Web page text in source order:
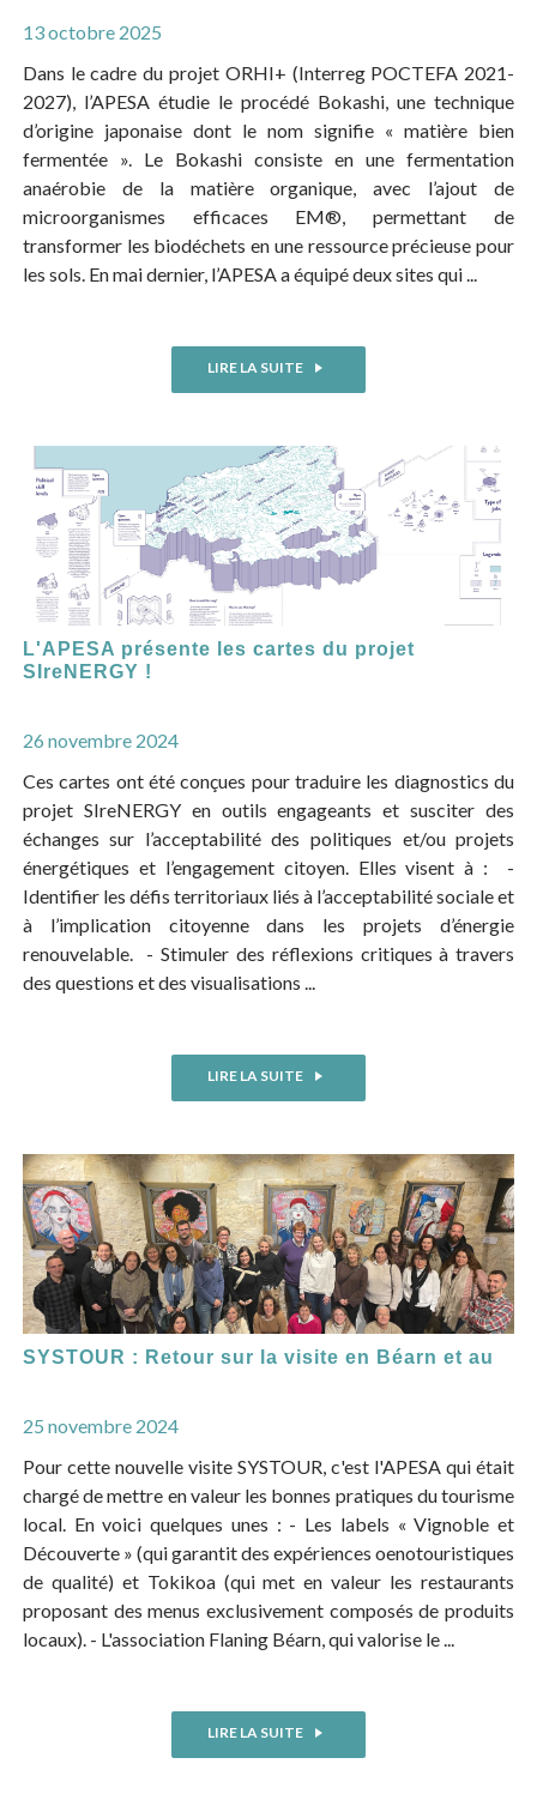
13 octobre 2025
Dans le cadre du projet ORHI+ (Interreg POCTEFA 2021-
2027), l’APESA étudie le procédé Bokashi, une technique
d’origine japonaise dont le nom signifie « matière bien
fermentée ». Le Bokashi consiste en une fermentation
anaérobie de la matière organique, avec l’ajout de
microorganismes efficaces EM®, permettant de
transformer les biodéchets en une ressource précieuse pour
les sols. En mai dernier, l’APESA a équipé deux sites qui ...
LIRE LA SUITE
L'APESA présente les cartes du projet
SIreNERGY !
26 novembre 2024
Ces cartes ont été conçues pour traduire les diagnostics du
projet SIreNERGY en outils engageants et susciter des
échanges sur l’acceptabilité des politiques et/ou projets
énergétiques et l’engagement citoyen. Elles visent à : -
Identifier les défis territoriaux liés à l’acceptabilité sociale et
à l’implication citoyenne dans les projets d’énergie
renouvelable. - Stimuler des réflexions critiques à travers
des questions et des visualisations ...
LIRE LA SUITE
SYSTOUR : Retour sur la visite en Béarn et au
25 novembre 2024
Pour cette nouvelle visite SYSTOUR, c'est l'APESA qui était
chargé de mettre en valeur les bonnes pratiques du tourisme
local. En voici quelques unes : - Les labels « Vignoble et
Découverte » (qui garantit des expériences oenotouristiques
de qualité) et Tokikoa (qui met en valeur les restaurants
proposant des menus exclusivement composés de produits
locaux). - L'association Flaning Béarn, qui valorise le ...
LIRE LA SUITE